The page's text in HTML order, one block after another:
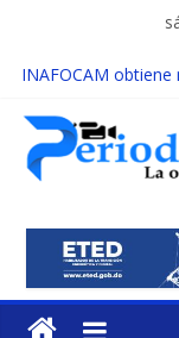
INAFOCAM
15 de febrero de
cáncer infantil
EL ENFOQUE
MESCyT y
reclusos
MESCyT presenta
Educación